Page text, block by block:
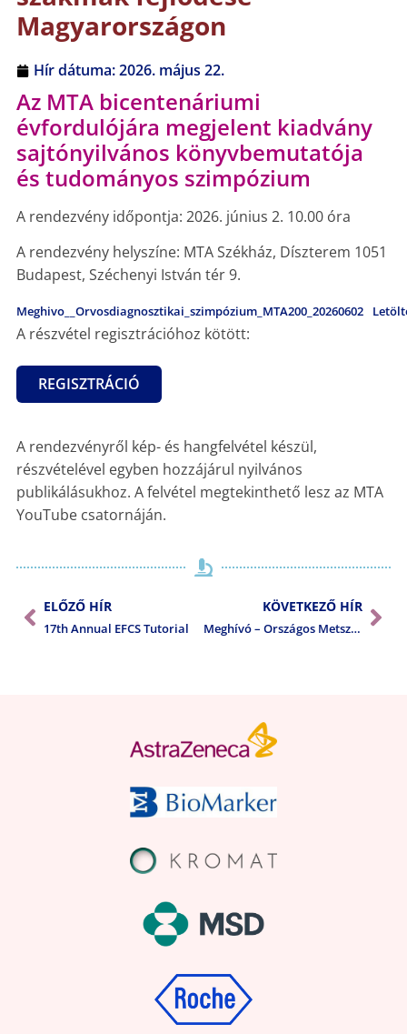
Magyarországon
Hír dátuma:2026. május 22.
Az MTA bicentenáriumi
évfordulójára megjelent kiadvány
sajtónyilvános könyvbemutatója
és tudományos szimpózium
A rendezvény időpontja: 2026. június 2. 10.00 óra
A rendezvény helyszíne: MTA Székház, Díszterem 1051
Budapest, Széchenyi István tér 9.
Meghivo__Orvosdiagnosztikai_szimpózium_MTA200_20260602
A részvétel regisztrációhoz kötött:
REGISZTRÁCIÓ
A rendezvényről kép- és hangfelvétel készül,
részvételével egyben hozzájárul nyilvános
publikálásukhoz. A felvétel megtekinthető lesz az MTA
YouTube csatornáján.
ELŐZŐ HÍR
17th Annual EFCS Tutorial
KÖVETKEZŐ HÍR
Meghívó – Országos Metszetkonzultáció_2026.05.29.